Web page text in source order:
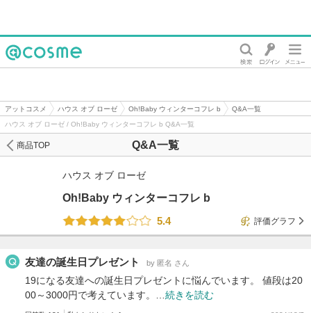
アットコスメ ハウス オブ ローゼ Oh!Baby ウィンターコフレ b
Q&A一覧
ハウス オブ ローゼ / Oh!Baby ウィンターコフレ b Q&A一覧
Q&A一覧
商品TOP
ハウス オブ ローゼ
Oh!Baby ウィンターコフレ b
5.4
評価グラフ
友達の誕生日プレゼント by 匿名 さん
19になる友達への誕生日プレゼントに悩んでいます。 値段は20
00～3000円で考えています。… 続きを読む